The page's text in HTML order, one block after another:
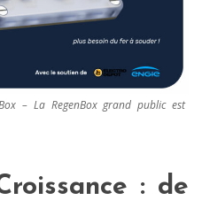
– La RegenBox grand public est
: de